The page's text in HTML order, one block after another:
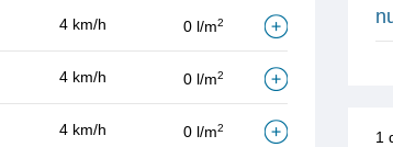
4 km/h 0 l/m2
4 km/h 0 l/m2
4 km/h 0 l/m2
1